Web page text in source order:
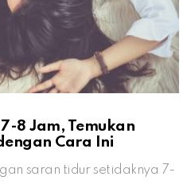
8 Jam, Temukan
Cara Ini
saran tidur setidaknya 7-